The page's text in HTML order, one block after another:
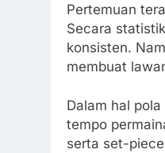
Pertemuan
Secara
konsisten.
membuat
Dalam hal
tempo
serta set-